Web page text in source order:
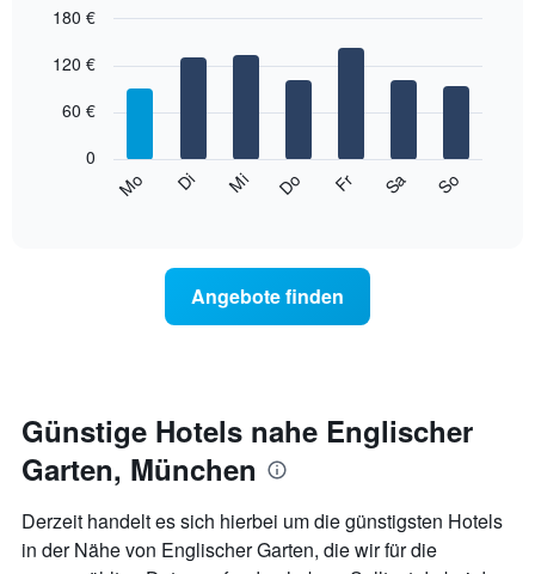
Diagramm
Achse,
Zimmerpreis
anzeigt.
chart
bars.
durchschnittlichen
jeweiligen
Wochentag.
Das
Diagramm
1
X-
graphic.
Mo Di Mi Do Fr Sa So
0
60 €
120 €
180 €
Angebote finden
Günstige Hotels nahe Englischer
Garten, München
Derzeit handelt es sich hierbei um die günstigsten Hotels
in der Nähe von Englischer Garten, die wir für die